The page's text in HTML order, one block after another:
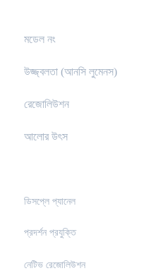
মডেল নং
উজ্জ্বলতা (আনসি লুমেনস)
রেজোলিউশন
আলোর উৎস
ডিসপ্লে প্যানেল
প্রদর্শন প্রযুক্তি
নেটিভ রেজোলিউশন